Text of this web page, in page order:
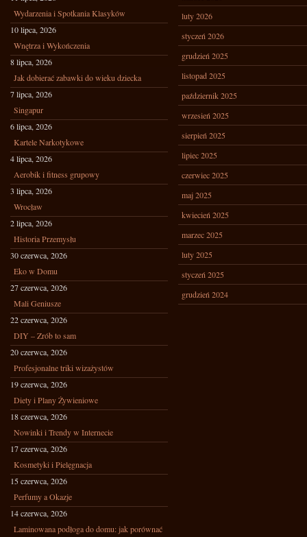
Wydarzenia i Spotkania Klasyków
10 lipca, 2026
Wnętrza i Wykończenia
8 lipca, 2026
Jak dobierać zabawki do wieku dziecka
7 lipca, 2026
Singapur
6 lipca, 2026
Kartele Narkotykowe
4 lipca, 2026
Aerobik i fitness grupowy
3 lipca, 2026
Wrocław
2 lipca, 2026
Historia Przemysłu
30 czerwca, 2026
Eko w Domu
27 czerwca, 2026
Mali Geniusze
22 czerwca, 2026
DIY – Zrób to sam
20 czerwca, 2026
Profesjonalne triki wizażystów
19 czerwca, 2026
Diety i Plany Żywieniowe
18 czerwca, 2026
Nowinki i Trendy w Internecie
17 czerwca, 2026
Kosmetyki i Pielęgnacja
15 czerwca, 2026
Perfumy a Okazje
14 czerwca, 2026
Laminowana podłoga do domu: jak porównać
luty 2026
styczeń 2026
grudzień 2025
listopad 2025
październik 2025
wrzesień 2025
sierpień 2025
lipiec 2025
czerwiec 2025
maj 2025
kwiecień 2025
marzec 2025
luty 2025
styczeń 2025
grudzień 2024